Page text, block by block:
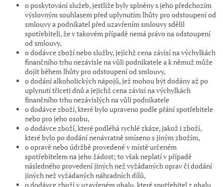
o poskytování služeb, jestliže byly splněny s jeho předchozím
výslovným souhlasem před uplynutím lhůty pro odstoupení od
smlouvy a podnikatel před uzavřením smlouvy sdělil
spotřebiteli, že v takovém případě nemá právo na odstoupení
od smlouvy,
o dodávce zboží nebo služby, jejichž cena závisí na výchylkách
finančního trhu nezávisle na vůli podnikatele a k němuž může
dojít během lhůty pro odstoupení od smlouvy,
o dodání alkoholických nápojů, jež mohou být dodány až po
uplynutí třiceti dnů a jejichž cena závisí na výchylkách
finančního trhu nezávislých na vůli podnikatele
o dodávce zboží, které bylo upraveno podle přání spotřebitele
nebo pro jeho osobu,
o dodávce zboží, které podléhá rychlé zkáze, jakož i zboží,
které bylo po dodání nenávratně smíseno s jiným zbožím,
o opravě nebo údržbě provedené v místě určeném
spotřebitelem na jeho žádost; to však neplatí v případě
následného provedení jiných než vyžádaných oprav či dodání
jiných než vyžádaných náhradních dílů,
o dodávce zboží v uzavřeném obalu, které spotřebitel z obalu